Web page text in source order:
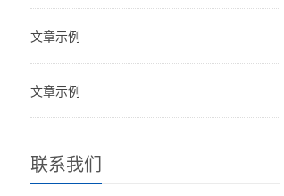
文章示例
文章示例
联系我们